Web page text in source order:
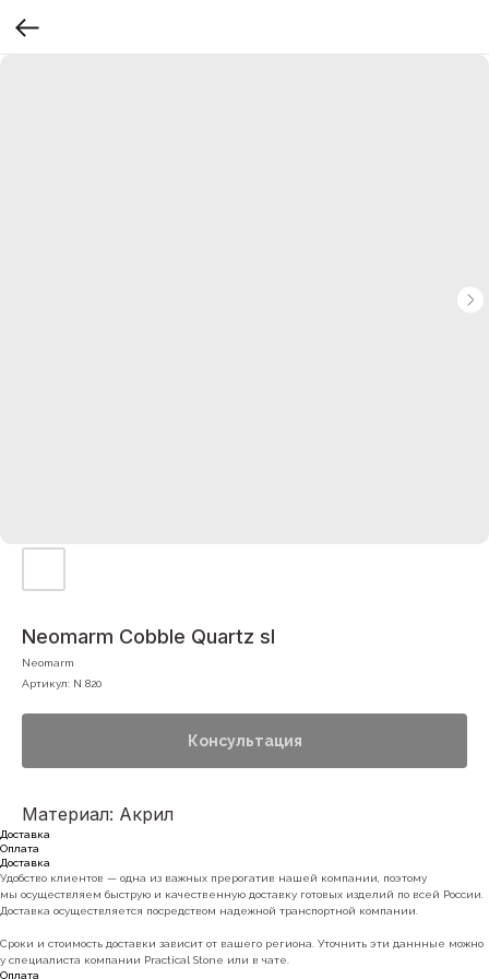
Neomarm Cobble Quartz sl
Neomarm
Артикул: N 820
Консультация
Материал: Акрил
Доставка
Оплата
Доставка
Удобство клиентов — одна из важных прерогатив нашей компании, поэтому
мы осуществляем быструю и качественную доставку готовых изделий по всей России.
Доставка осуществляется посредством надежной транспортной компании.
Сроки и стоимость доставки зависит от вашего региона. Уточнить эти даннные можно
у специалиста компании Practical Stone или в чате.
Оплата